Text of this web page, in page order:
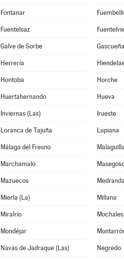
Fontanar
Fuentelsaz
Galve de Sorbe
Herrería
Hontoba Horche
Huertahernando Hueva
Inviernas (Las) Irueste
Loranca de Tajuña Lupiana
Málaga del Fresno Malaguilla
Marchamalo
Mazuecos Medranda
Mierla (La) Millana
Miralrío Mochales
Mondéjar
Navas de Jadraque (Las) Negredo